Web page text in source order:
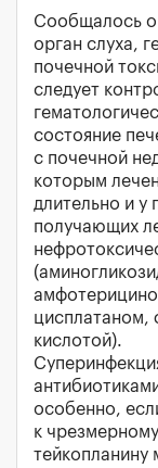
Сообщалось о
орган слуха,
почечной
следует
состояние
с почечной
которым
длительно и у
получающих
цисплатаном,
кислотой).
особенно,
к
тейкопланину